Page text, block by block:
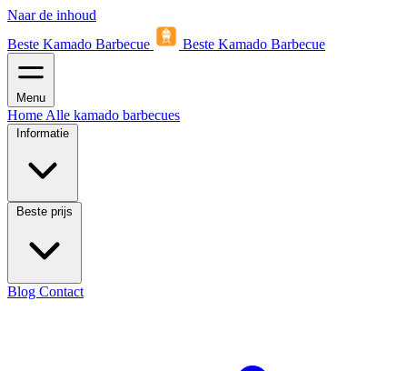
Naar de inhoud
Beste Kamado Barbecue
Beste Kamado Barbecue
Menu
Home Alle kamado barbecues
Informatie
Beste prijs
Blog Contact